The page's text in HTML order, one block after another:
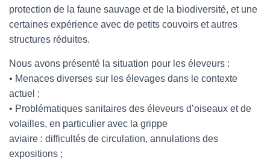
protection de la faune sauvage et de la biodiversité, et une
certaines expérience avec de petits couvoirs et autres
structures réduites.
Nous avons présenté la situation pour les éleveurs :
• Menaces diverses sur les élevages dans le contexte
actuel ;
• Problématiques sanitaires des éleveurs d’oiseaux et de
volailles, en particulier avec la grippe
aviaire : difficultés de circulation, annulations des
expositions ;